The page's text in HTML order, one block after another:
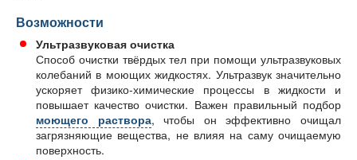
Возможности
Ультразвуковая очистка
Способ очистки твёрдых тел при помощи ультразвуковых
колебаний в моющих жидкостях. Ультразвук значительно
ускоряет физико-химические процессы в жидкости и
повышает качество очистки. Важен правильный подбор
моющего раствора, чтобы он эффективно очищал
загрязняющие вещества, не влияя на саму очищаемую
поверхность.